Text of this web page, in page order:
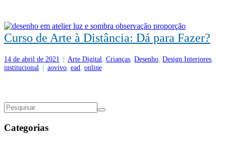
Curso de Arte à Distância: Dá para Fazer?
14 de abril de 2021 | Arte Digital Crianças Desenho Design Interiores
institucional | aovivo ead online
Categorias